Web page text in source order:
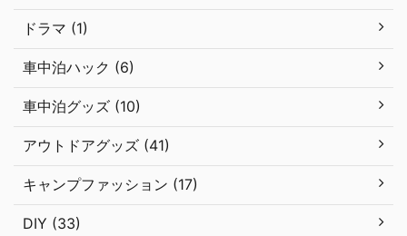
ドラマ (1)
車中泊ハック (6)
車中泊グッズ (10)
アウトドアグッズ (41)
キャンプファッション (17)
DIY (33)